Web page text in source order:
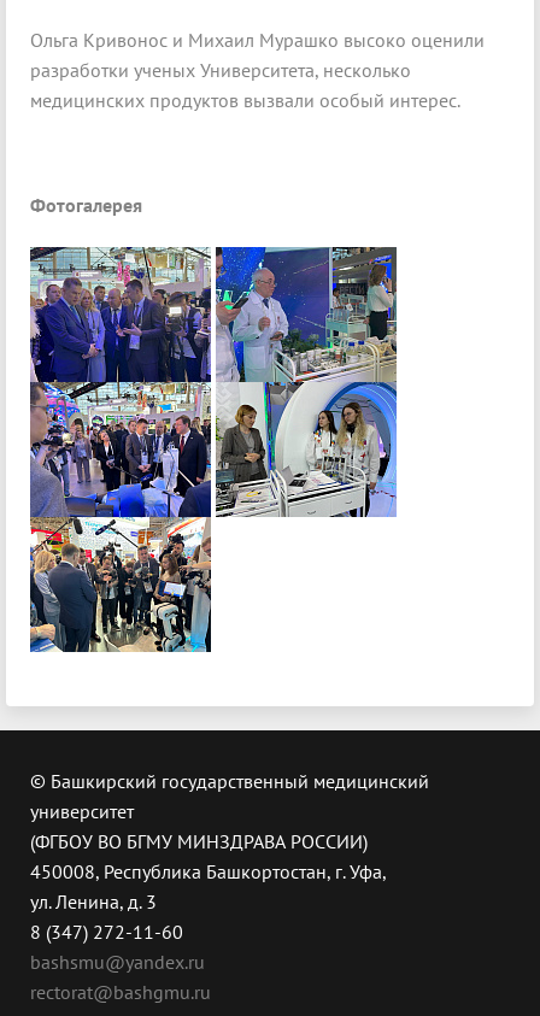
Ольга Кривонос и Михаил Мурашко высоко оценили
разработки ученых Университета, несколько
медицинских продуктов вызвали особый интерес.
Фотогалерея
© Башкирский государственный медицинский
университет
(ФГБОУ ВО БГМУ МИНЗДРАВА РОССИИ)
450008, Республика Башкортостан, г. Уфа,
ул. Ленина, д. 3
8 (347) 272-11-60
bashsmu@yandex.ru
rectorat@bashgmu.ru